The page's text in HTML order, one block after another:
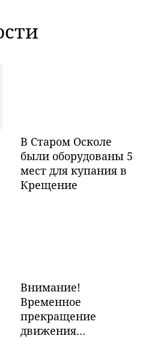
В Старом Осколе
были оборудованы 5
мест для купания в
Крещение
Внимание!
Временное
прекращение
движения